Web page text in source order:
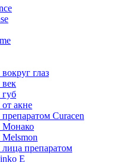
глаз
век
губ
акне
Curacen
Монако
препаратом
E